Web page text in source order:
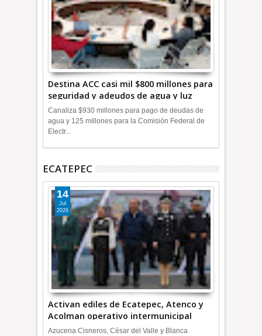
Destina ACC casi mil $800 millones para
seguridad y adeudos de agua y luz
+Video
Canaliza $930 millones para pago de deudas de
agua y 125 millones para la Comisión Federal de
Electr...
ECATEPEC
Activan ediles de Ecatepec, Atenco y
Acolman operativo intermunicipal
14
Jul
2026
Azucena Cisneros, César del Valle y Blanca